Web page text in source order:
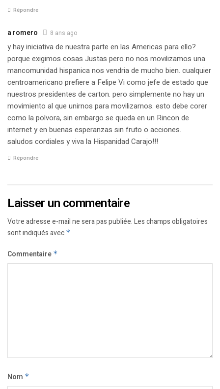
Répondre
a romero 8 ans ago
y hay iniciativa de nuestra parte en las Americas para ello?
porque exigimos cosas Justas pero no nos movilizamos una
mancomunidad hispanica nos vendria de mucho bien. cualquier
centroamericano prefiere a Felipe Vi como jefe de estado que
nuestros presidentes de carton. pero simplemente no hay un
movimiento al que unirnos para movilizarnos. esto debe corer
como la polvora, sin embargo se queda en un Rincon de
internet y en buenas esperanzas sin fruto o acciones.
saludos cordiales y viva la Hispanidad Carajo!!!
Répondre
Laisser un commentaire
Votre adresse e-mail ne sera pas publiée.Les champs obligatoires
sont indiqués avec *
Commentaire *
Nom *